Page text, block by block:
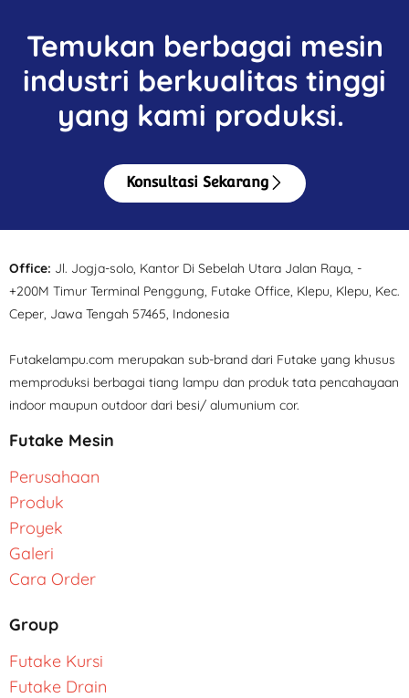
Temukan berbagai mesin
industri berkualitas tinggi
yang kami produksi.
Konsultasi Sekarang
Office: Jl. Jogja-solo, Kantor Di Sebelah Utara Jalan Raya, -
+200M Timur Terminal Penggung, Futake Office, Klepu, Klepu, Kec.
Ceper, Jawa Tengah 57465, Indonesia
Futakelampu.com merupakan sub-brand dari Futake yang khusus
memproduksi berbagai tiang lampu dan produk tata pencahayaan
indoor maupun outdoor dari besi/ alumunium cor.
Futake Mesin
Perusahaan
Produk
Proyek
Galeri
Cara Order
Group
Futake Kursi
Futake Drain